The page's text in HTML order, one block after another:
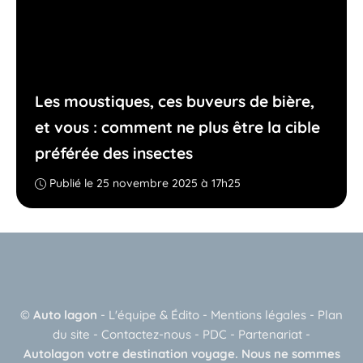
Les moustiques, ces buveurs de bière,
et vous : comment ne plus être la cible
préférée des insectes
Publié le 25 novembre 2025 à 17h25
© Auto lagon - L'équipe & Édito - Mentions légales - Plan
du site - Contactez-nous - PDC - Partenariat -
Autolagon votre destination voyage. Nous ne sommes